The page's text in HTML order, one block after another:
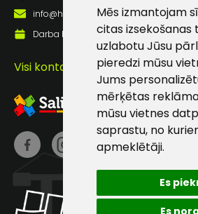
Mēs izmantojam
citas izsekošanas
uzlabotu Jūsu
pieredzi mūsu
Jums
mērķētas
mūsu vietnes
saprastu, no
apmeklētāji.
Es
Es
info@hards.lv
Darba laiks: Darbadienās: 8:00 - 17:00
Visi kontakti